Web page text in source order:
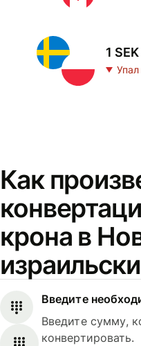
1
Упал
Как
крона в
Введите
Введите сумму,
конвертировать.